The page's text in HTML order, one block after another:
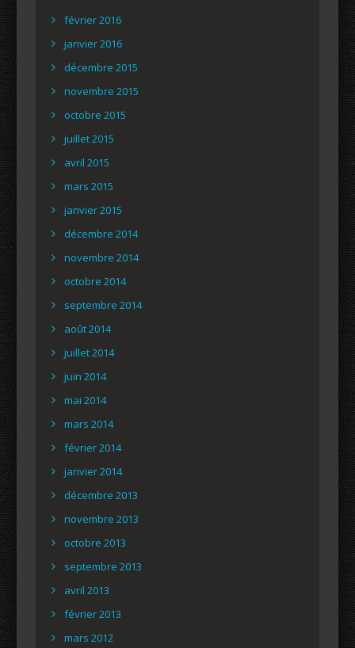
février 2016
janvier 2016
décembre 2015
novembre 2015
octobre 2015
juillet 2015
avril 2015
mars 2015
janvier 2015
décembre 2014
novembre 2014
octobre 2014
septembre 2014
août 2014
juillet 2014
juin 2014
mai 2014
mars 2014
février 2014
janvier 2014
décembre 2013
novembre 2013
octobre 2013
septembre 2013
avril 2013
février 2013
mars 2012